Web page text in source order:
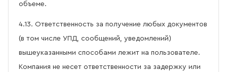
объеме.
4.13. Ответственность за получение любых документов
(в том числе УПД, сообщений, уведомлений)
вышеуказанными способами лежит на пользователе.
Компания не несет ответственности за задержку или